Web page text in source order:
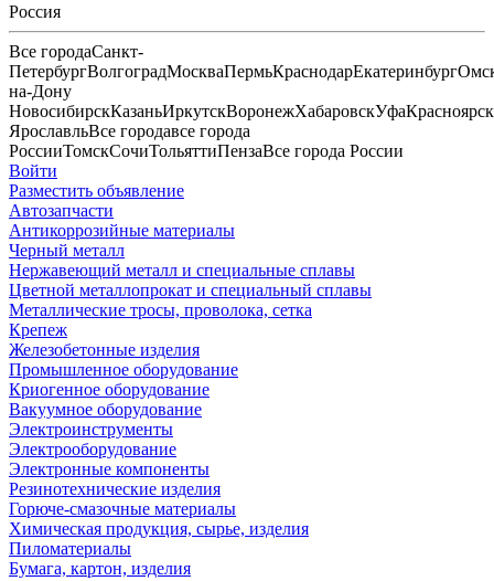
Россия
Все городаСанкт-
ПетербургВолгоградМоскваПермьКраснодарЕкатеринбург
на-Дону
НовосибирскКазаньИркутскВоронежХабаровскУфаКрасноярск
ЯрославльВсе городавсе города
РоссииТомскСочиТольяттиПензаВсе города России
Войти
Разместить объявление
Автозапчасти
Антикоррозийные материалы
Черный металл
Нержавеющий металл и специальные сплавы
Цветной металлопрокат и специальный сплавы
Металлические тросы, проволока, сетка
Крепеж
Железобетонные изделия
Промышленное оборудование
Криогенное оборудование
Вакуумное оборудование
Электроинструменты
Электрооборудование
Электронные компоненты
Резинотехнические изделия
Горюче-смазочные материалы
Химическая продукция, сырье, изделия
Пиломатериалы
Бумага, картон, изделия